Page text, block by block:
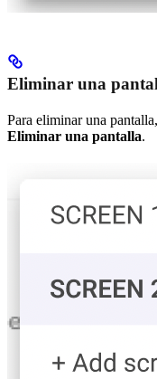
Eliminar una
Para eliminar una
Eliminar una pantalla.